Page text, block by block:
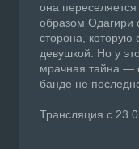
она
образом Одагири
сторона, которую
девушкой. Но у
мрачная тайна —
банде не
Трансляция с